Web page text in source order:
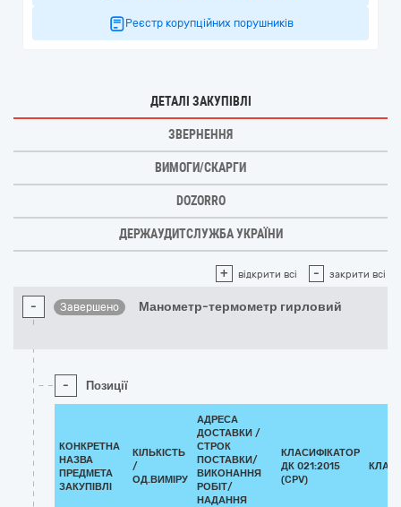
Реєстр корупційних порушників
ДЕТАЛІ ЗАКУПІВЛІ
ЗВЕРНЕННЯ
ВИМОГИ/СКАРГИ
DOZORRO
ДЕРЖАУДИТСЛУЖБА УКРАЇНИ
+ відкрити всі - закрити всі
- Завершено Манометр-термометр гирловий
- Позиції
КОНКРЕТНА
НАЗВА
ПРЕДМЕТА
ЗАКУПІВЛІ
КІЛЬКІСТЬ
/
ОД.ВИМІРУ
АДРЕСА
ДОСТАВКИ /
СТРОК
ПОСТАВКИ/
ВИКОНАННЯ
РОБІТ/
НАДАННЯ
КЛАСИФІКАТОР
ДК 021:2015
(CPV)